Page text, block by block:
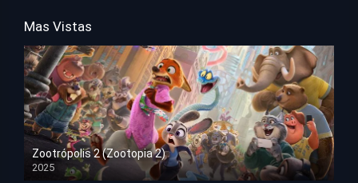
Mas Vistas
Zootrópolis 2 (Zootopia 2)
2025
HD 1080p